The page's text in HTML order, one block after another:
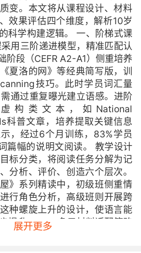
变。本文将从课程设计、材料
效果评估四个维度，解析10岁
科学构建逻辑。 一、阶梯式课
用三阶递进模型，精准匹配认
阶段（CEFR A2-A1）侧重培养
夏洛的网》等经典简写版，训
技巧。此时学员词汇量
通过重复曝光建立语感。进阶
构类文本，如National
科普文章，培养提取关键信息
，经过6个月训练，83%学员
篇幅的说明文阅读。 教学设计
标分类，将阅读任务分解为记
分析、评价、创造六个层次。
》系列精读中，初级班侧重情
行角色分析，高级班则开展跨
种螺旋上升的设计，使语言能
提升。 二、多元材料适配策略
黄金比例：30%经典文学保障
展开更多